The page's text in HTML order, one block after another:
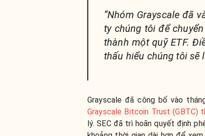
“Nhóm Grayscale đã
ty chúng tôi để
thành một quỹ ETF.
thấu hiểu chúng tôi sẽ
Grayscale đã công bố vào
Grayscale Bitcoin Trust (GBTC)
lý. SEC đã trì hoãn quyết định